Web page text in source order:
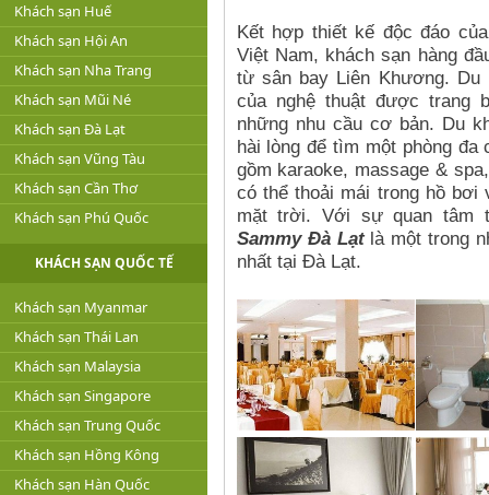
Khách sạn Huế
Khách sạn Hội An
Khách sạn Nha Trang
Khách sạn Mũi Né
Khách sạn Đà Lạt
Khách sạn Vũng Tàu
Khách sạn Cần Thơ
Khách sạn Phú Quốc
KHÁCH SẠN QUỐC TẾ
Khách sạn Myanmar
Khách sạn Thái Lan
Khách sạn Malaysia
Khách sạn Singapore
Khách sạn Trung Quốc
Khách sạn Hồng Kông
Khách sạn Hàn Quốc
Kết hợp thiết kế độc đáo
Việt Nam, khách sạn hàng
từ sân bay Liên Khương. Du
của nghệ thuật được trang
những nhu cầu cơ bản. Du
hài lòng để tìm một phòng
gồm karaoke, massage &
có thể thoải mái trong hồ bơi
mặt trời. Với sự quan tâm
Sammy Đà Lạtlà một trong
nhất tại Đà Lạt.